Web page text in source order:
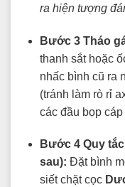
ra hiện tượng
Bước 3 Tháo
thanh sắt hoặc
nhấc bình cũ ra
(tránh làm rò rỉ
các đầu bọp
Bước 4 Quy
sau): Đặt bình
siết chặt cọc